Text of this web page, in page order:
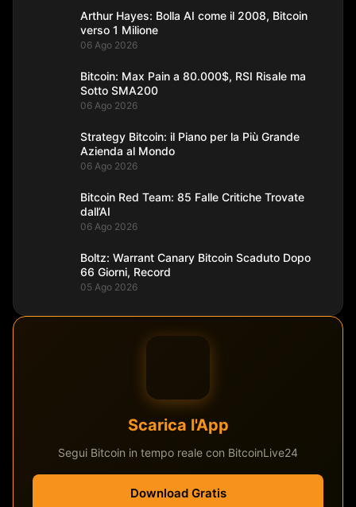
Arthur Hayes: Bolla AI come il 2008, Bitcoin
verso 1 Milione
06 Ago 2026
Bitcoin: Max Pain a 80.000$, RSI Risale ma
Sotto SMA200
06 Ago 2026
Strategy Bitcoin: il Piano per la Più Grande
Azienda al Mondo
06 Ago 2026
Bitcoin Red Team: 85 Falle Critiche Trovate
dall’AI
06 Ago 2026
Boltz: Warrant Canary Bitcoin Scaduto Dopo
66 Giorni, Record
05 Ago 2026
Scarica l'App
Segui Bitcoin in tempo reale con BitcoinLive24
Download Gratis